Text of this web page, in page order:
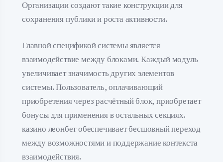
Организации создают такие конструкции для
сохранения публики и роста активности.
Главной спецификой системы является
взаимодействие между блоками. Каждый модуль
увеличивает значимость других элементов
системы. Пользователь, оплачивающий
приобретения через расчётный блок, приобретает
бонусы для применения в остальных секциях.
казино леонбет обеспечивает бесшовный переход
между возможностями и поддержание контекста
взаимодействия.